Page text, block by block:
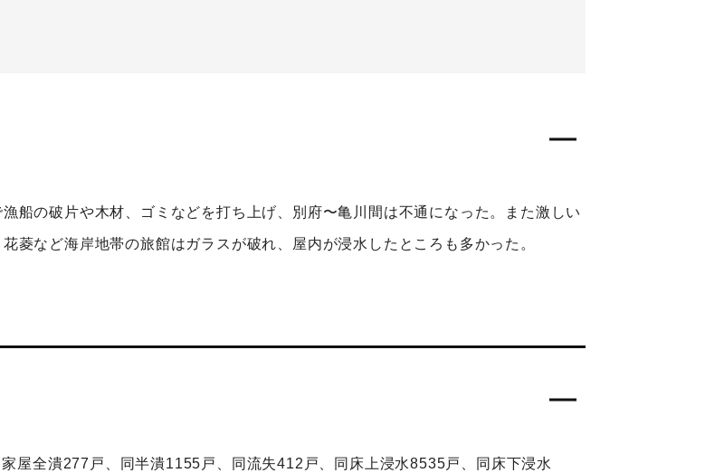
船の破片や木材、ゴミなどを打ち上げ、別府〜亀川間は不通になった。また激しい
菱など海岸地帯の旅館はガラスが破れ、屋内が浸水したところも多かった。
屋全潰277戸、同半潰1155戸、同流失412戸、同床上浸水8535戸、同床下浸水